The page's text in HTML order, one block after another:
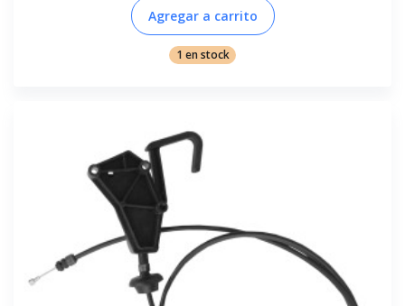
Agregar a carrito
1 en stock